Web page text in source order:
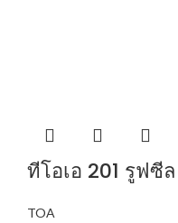
ทีโอเอ 201 รูฟซีล
TOA